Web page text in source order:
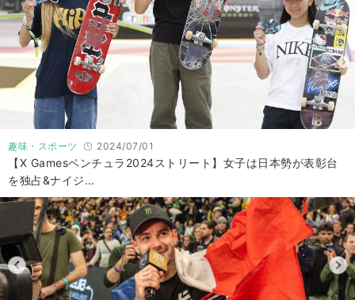
趣味・スポーツ 2024/07/01
【X Gamesベンチュラ2024ストリート】女子は日本勢が表彰台
を独占&ナイジ…